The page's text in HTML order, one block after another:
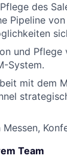
des
Pipeline von
und Pflege
System.
mit dem
Messen,
Team